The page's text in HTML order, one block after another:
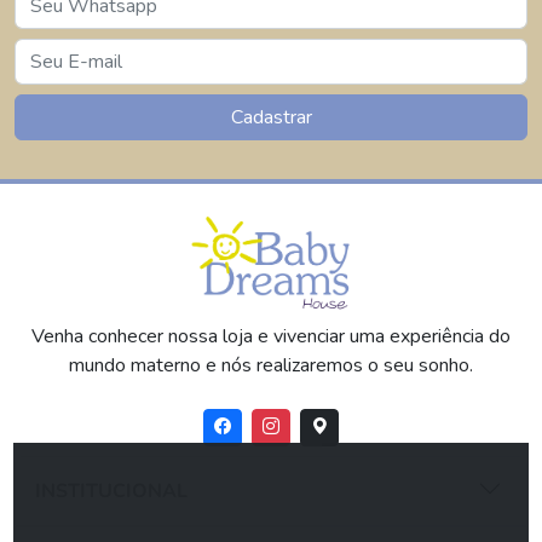
Cadastrar
Venha conhecer nossa loja e vivenciar uma experiência do
mundo materno e nós realizaremos o seu sonho.